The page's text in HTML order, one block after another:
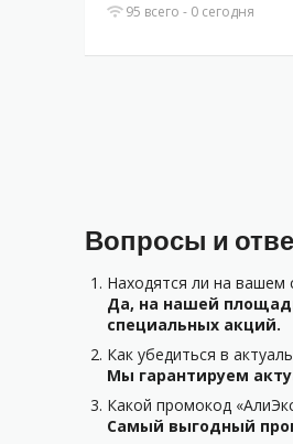
95 всего - 0 сегодня
Вопросы и
Находятся ли на вашем
Да, на нашей
специальных акций.
Как убедиться в
Мы гарантируем
Какой промокод
Самый выгодный